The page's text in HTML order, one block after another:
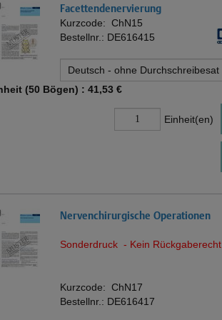
Facettendenervierung
Kurzcode: ChN15
Bestellnr.: DE616415
(50 Bögen) : 41,53 €
Einheit(en)
Nervenchirurgische Operationen
Sonderdruck - Kein Rückgaberecht
Kurzcode: ChN17
Bestellnr.: DE616417